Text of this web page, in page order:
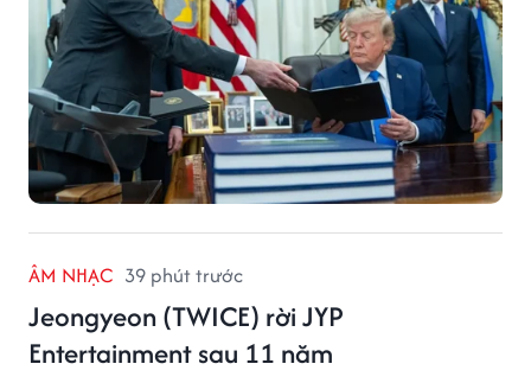
ÂM NHẠC 39 phút trước
Jeongyeon (TWICE) rời JYP
Entertainment sau 11 năm